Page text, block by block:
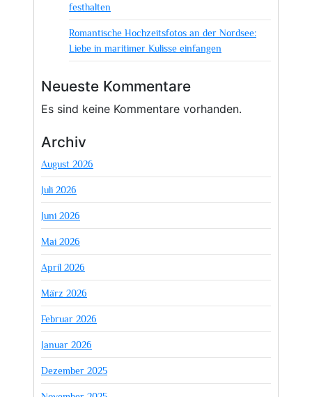
festhalten
Romantische Hochzeitsfotos an der Nordsee:
Liebe in maritimer Kulisse einfangen
Neueste Kommentare
Es sind keine Kommentare vorhanden.
Archiv
August 2026
Juli 2026
Juni 2026
Mai 2026
April 2026
März 2026
Februar 2026
Januar 2026
Dezember 2025